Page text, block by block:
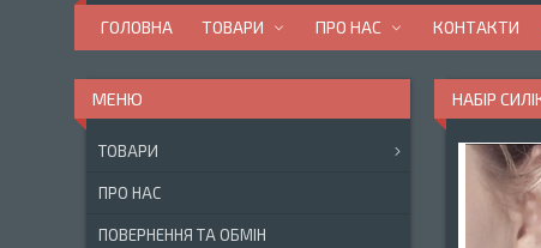
ГОЛОВНА ТОВАРИ ПРО НАС КОНТАКТИ
НАБІР
ТОВАРИ
ПРО НАС
ПОВЕРНЕННЯ ТА ОБМІН